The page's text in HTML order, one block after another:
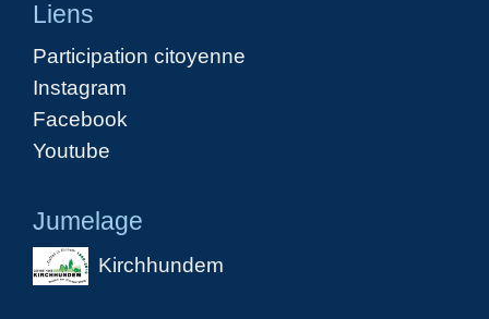
Liens
Participation citoyenne
Instagram
Facebook
Youtube
Jumelage
Kirchhundem